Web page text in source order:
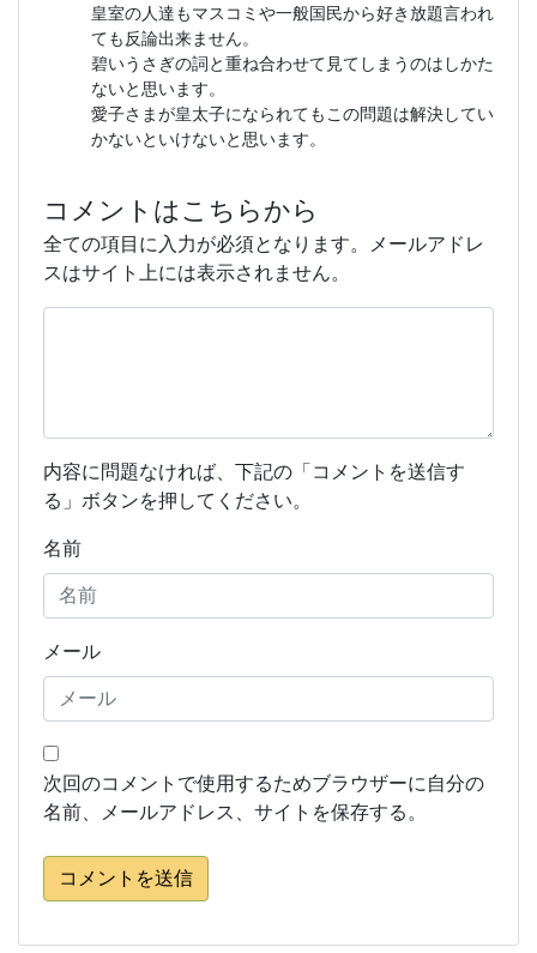
皇室の人達もマスコミや一般国民から好き放題言われ
ても反論出来ません。
碧いうさぎの詞と重ね合わせて見てしまうのはしかた
ないと思います。
愛子さまが皇太子になられてもこの問題は解決してい
かないといけないと思います。
コメントはこちらから
全ての項目に入力が必須となります。メールアドレ
スはサイト上には表示されません。
内容に問題なければ、下記の「コメントを送信す
る」ボタンを押してください。
名前
メール
次回のコメントで使用するためブラウザーに自分の
名前、メールアドレス、サイトを保存する。
コメントを送信